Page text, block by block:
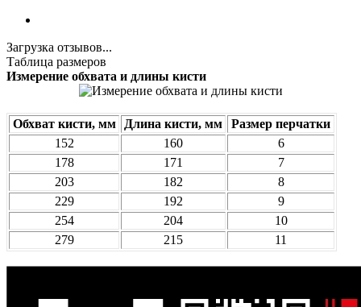
Загрузка отзывов...
Таблица размеров
Измерение обхвата и длины кисти
Обхват кисти, мм Длина кисти, мм
Размер перчатки
152
160
6
178
171
7
203
182
8
229
192
9
254
204
10
279
215 11